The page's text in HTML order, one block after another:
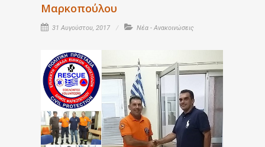
Μαρκοπούλου
31 Αυγούστου, 2017 Νέα - Ανακοινώσεις